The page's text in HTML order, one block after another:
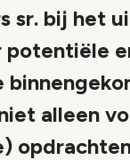
sr. bij het
alleen